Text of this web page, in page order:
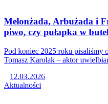
Melonżada, Arbużada i
piwo, czy pułapka w
Pod koniec 2025 roku pisaliśmy
Tomasz Karolak – aktor
12.03.2026
Aktualności